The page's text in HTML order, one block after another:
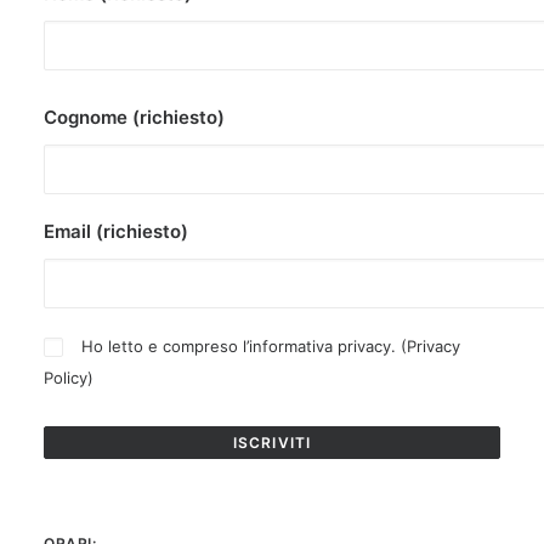
Cognome (richiesto)
Email (richiesto)
Ho letto e compreso l’informativa privacy. (Privacy
Policy)